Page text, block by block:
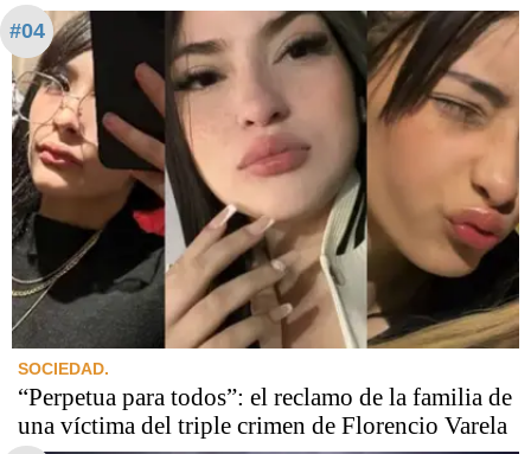
#04
SOCIEDAD.
“Perpetua para todos”: el reclamo de la familia de
una víctima del triple crimen de Florencio Varela